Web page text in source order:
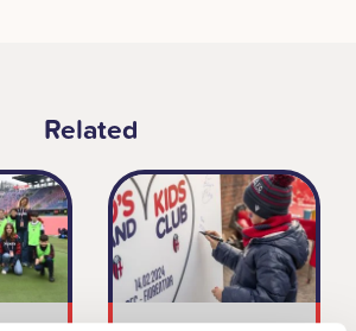
Related